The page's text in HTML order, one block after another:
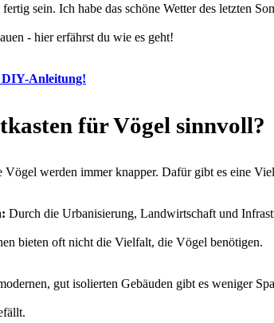
sein. Ich habe das schöne Wetter des letzten
- hier erfährst du wie es geht!
DIY-Anleitung!
für Vögel sinnvoll?
Vögel werden immer knapper. Dafür gibt es eine
Durch die Urbanisierung, Landwirtschaft und
bieten oft nicht die Vielfalt, die Vögel benötigen.
gut isolierten Gebäuden gibt es weniger